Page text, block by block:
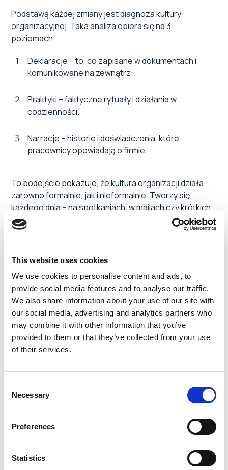
This website uses cookies
We use cookies to personalise content and ads, to
provide social media features and to analyse our traffic.
We also share information about your use of our site with
our social media, advertising and analytics partners who
may combine it with other information that you’ve
provided to them or that they’ve collected from your use
of their services.
Selection
Necessary
Preferences
Statistics
Podstawą każdej zmiany jest diagnoza kultury
organizacyjnej. Taka analiza opiera się na 3
poziomach:
Deklaracje – to, co zapisane w dokumentach i
komunikowane na zewnątrz.
Praktyki – faktyczne rytuały i działania w
codzienności.
Narracje – historie i doświadczenia, które
pracownicy opowiadają o firmie.
To podejście pokazuje, że kultura organizacji działa
zarówno formalnie, jak i nieformalnie. Tworzy się
każdego dnia – na spotkaniach, w mailach czy krótkich
interakcjach przy kawie.
Dzięki diagnozie łatwiej zidentyfikować, które
elementy kultury organizacyjnej wymagają korekty.
Przykładowo: kultura władzy lub kultura roli dobrze
sprawdzają się w stabilnym otoczeniu, ale w
dynamicznym rynku konieczne może być przesunięcie
akcentów w stronę kultury celu lub większej
współpracy.
właśnie one tworzą dobrą kulturę organizacyjną,
wspierając tworzenie przyjaznego środowiska pracy.
realizację celów biznesowych.
Od teorii do praktyki -